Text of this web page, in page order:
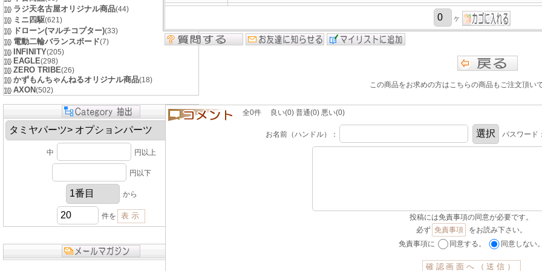
ラジ天名古屋オリジナル商品(44)
ミニ四駆(621)
ドローン(マルチコプター)(33)
電動二輪バランスボード(7)
INFINITY(205)
EAGLE(298)
ZERO TRIBE(26)
かずもんちゃんねるオリジナル商品(18)
AXON(502)
中 円以上
円以下
から
件を
ヶ
この商品をお求めの方はこちらの商品もご注文頂い
全0件 良い(0) 普通(0) 悪い(0)
お名前（ハンドル）： パスワード：
投稿には免責事項の同意が必要です。
必ず 免責事項
をお読み下さい。
免責事項に
同意する。 同意しない。